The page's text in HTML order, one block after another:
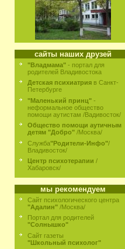
сайты наших друзей
"Владмама" - портал для
родителей Владивостока
Детская психиатрия в Санкт-
Петербурге
"Маленький принц" -
неформальное общество
помощи аутистам /Вадивосток/
Общество помощи аутичным
детям "Добро" /Москва/
Служба"Родители-Инфо"/
Владивосток/
Центр психотерапии /
Хабаровск/
мы рекомендуем
Сайт психологического центра
"Адалин" /Москва/
Портал для родителей
"Солнышко"
Сайт газеты
"Школьный психолог"